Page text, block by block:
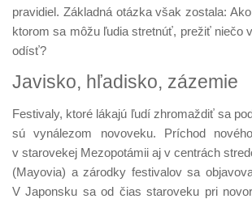
pravidiel. Základná otázka však zostala:
ktorom sa môžu ľudia stretnúť, prežiť niečo
odísť?
Javisko, hľadisko, zázemie
Festivaly, ktoré lákajú ľudí zhromaždiť sa
sú vynálezom novoveku. Príchod
v starovekej Mezopotámii aj v centrách
(Mayovia) a zárodky festivalov sa
V Japonsku sa od čias staroveku pri